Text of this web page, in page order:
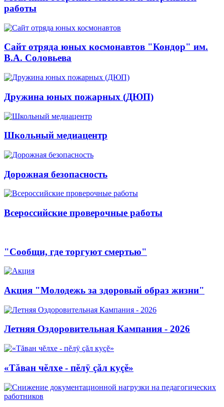
работы
Сайт отряда юных космонавтов "Кондор" им.
В.А. Соловьева
Дружина юных пожарных (ДЮП)
Школьный медиацентр
Дорожная безопасность
Всероссийские проверочные работы
"Сообщи, где торгуют смертью"
Акция "Молодежь за здоровый образ жизни"
Летняя Оздоровительная Кампания - 2026
«Тăван чĕлхе - пĕлÿ çăл куçĕ»